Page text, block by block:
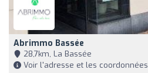
Abrimmo Bassée
28,7km, La Bassée
Voir l'adresse et les coordonnées